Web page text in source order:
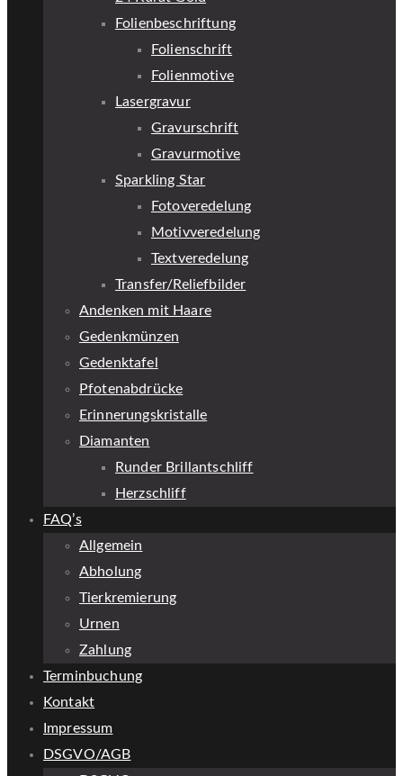
Folienbeschriftung
Folienschrift
Folienmotive
Lasergravur
Gravurschrift
Gravurmotive
Sparkling Star
Fotoveredelung
Motivveredelung
Textveredelung
Transfer/Reliefbilder
Andenken mit Haare
Gedenkmünzen
Gedenktafel
Pfotenabdrücke
Erinnerungskristalle
Diamanten
Runder Brillantschliff
Herzschliff
FAQ’s
Allgemein
Abholung
Tierkremierung
Urnen
Zahlung
Terminbuchung
Kontakt
Impressum
DSGVO/AGB